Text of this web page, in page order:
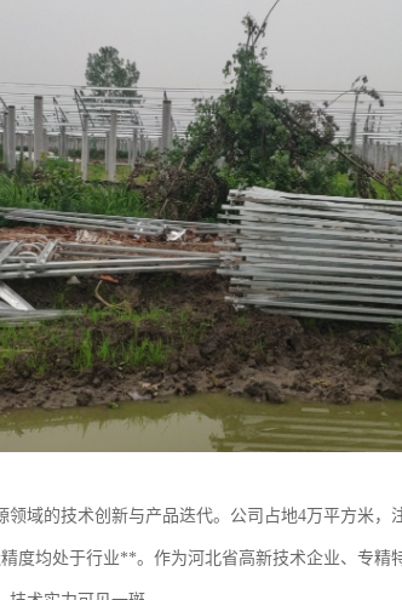
域的技术创新与产品迭代。公司占地4万平方米，
度均处于行业**。作为河北省高新技术企业、专精